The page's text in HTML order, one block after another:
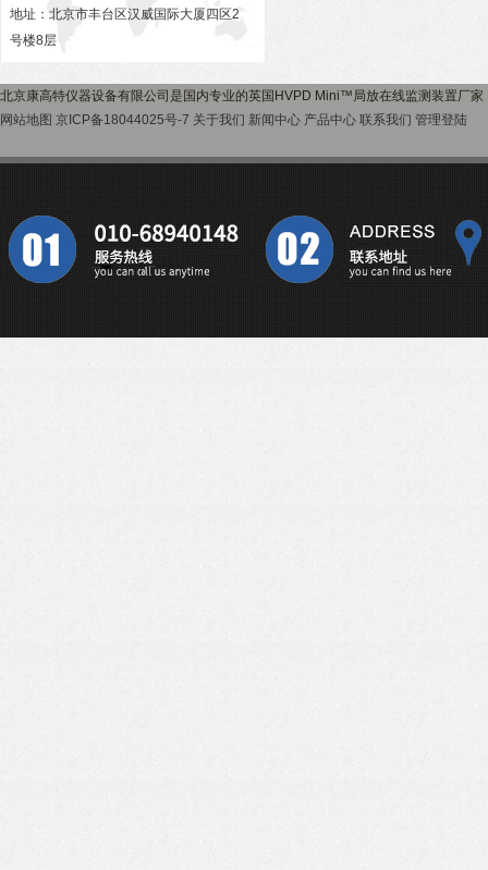
地址：北京市丰台区汉威国际大厦四区2
号楼8层
北京康高特仪器设备有限公司是国内专业的英国HVPD Mini™局放在线监测装置厂家
网站地图 京ICP备18044025号-7 关于我们 新闻中心 产品中心 联系我们 管理登陆